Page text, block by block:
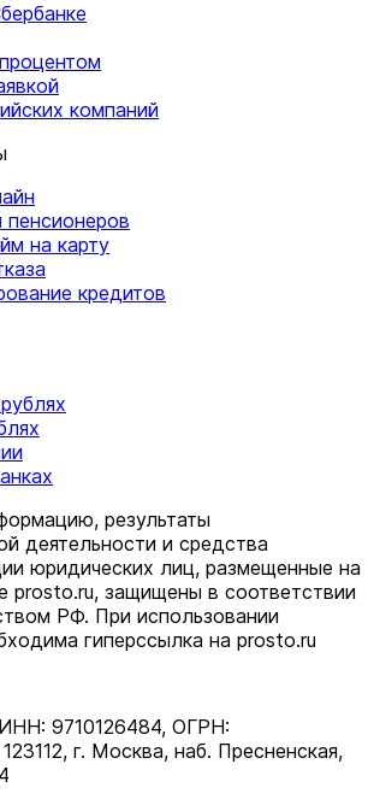
компаний
на карту
кредитов
результаты
деятельности и средства
юридических лиц, размещенные на
prosto.ru, защищены в соответствии
РФ. При использовании
гиперссылка на prosto.ru
9710126484, ОГРН:
г. Москва, наб. Пресненская,